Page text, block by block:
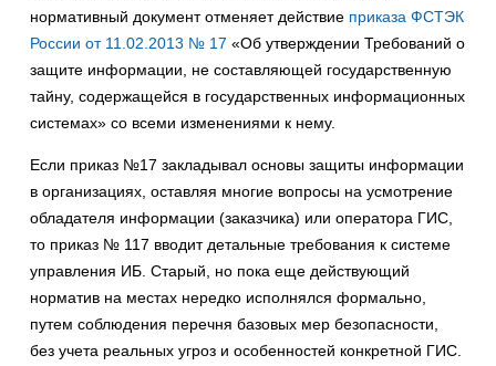
нормативный документ отменяет действие приказа ФСТЭК
России от 11.02.2013 № 17 «Об утверждении Требований о
защите информации, не составляющей государственную
тайну, содержащейся в государственных информационных
системах» со всеми изменениями к нему.
Если приказ №17 закладывал основы защиты информации
в организациях, оставляя многие вопросы на усмотрение
обладателя информации (заказчика) или оператора ГИС,
то приказ № 117 вводит детальные требования к системе
управления ИБ. Старый, но пока еще действующий
норматив на местах нередко исполнялся формально,
путем соблюдения перечня базовых мер безопасности,
без учета реальных угроз и особенностей конкретной ГИС.